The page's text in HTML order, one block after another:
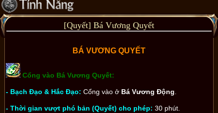
[Quyết] Bá Vương Quyết
BÁ VƯƠNG QUYẾT
Cổng vào Bá Vương Quyết:
- Bạch Đạo & Hắc Đạo: Cổng vào ở Bá Vương Động.
- Thời gian vượt phó bản (Quyết) cho phép: 30 phút.